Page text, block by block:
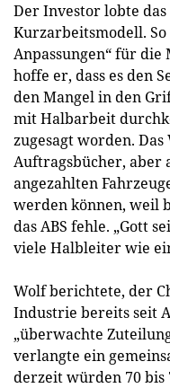
Der Investor lobte
Kurzarbeitsmodell.
Anpassungen“ für
hoffe er, dass es den
den Mangel in den
mit Halbarbeit
zugesagt worden.
Auftragsbücher, aber
angezahlten
werden können, weil
das ABS fehle. „Gott
viele Halbleiter wie
Wolf berichtete, der
Industrie bereits seit
„überwachte
verlangte ein
derzeit würden 70